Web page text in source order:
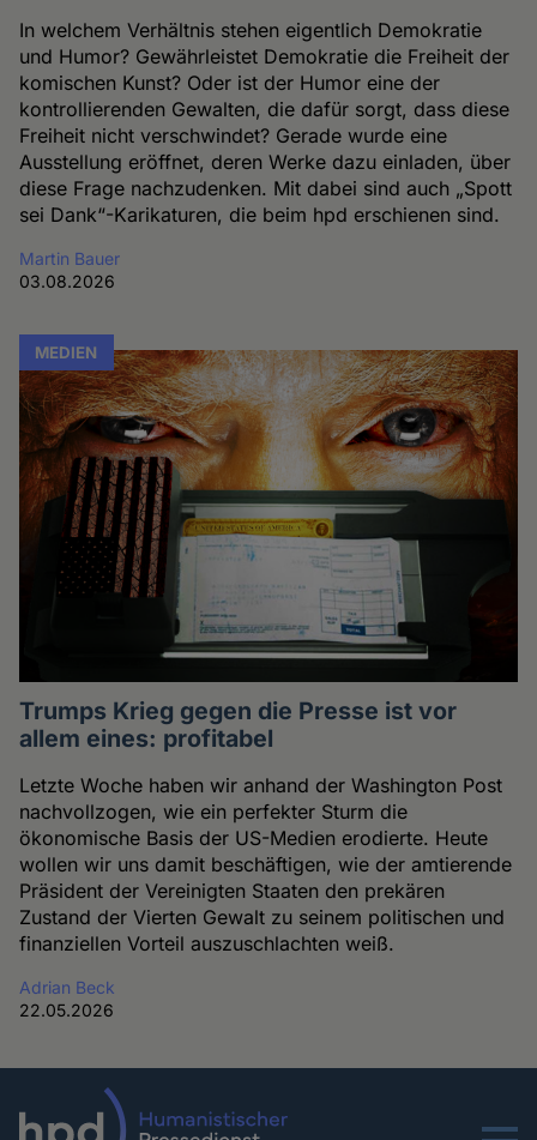
In welchem Verhältnis stehen eigentlich Demokratie
und Humor? Gewährleistet Demokratie die Freiheit der
komischen Kunst? Oder ist der Humor eine der
kontrollierenden Gewalten, die dafür sorgt, dass diese
Freiheit nicht verschwindet? Gerade wurde eine
Ausstellung eröffnet, deren Werke dazu einladen, über
diese Frage nachzudenken. Mit dabei sind auch „Spott
sei Dank“-Karikaturen, die beim hpd erschienen sind.
Martin Bauer
03.08.2026
MEDIEN
Trumps Krieg gegen die Presse ist vor
allem eines: profitabel
Letzte Woche haben wir anhand der Washington Post
nachvollzogen, wie ein perfekter Sturm die
ökonomische Basis der US-Medien erodierte. Heute
wollen wir uns damit beschäftigen, wie der amtierende
Präsident der Vereinigten Staaten den prekären
Zustand der Vierten Gewalt zu seinem politischen und
finanziellen Vorteil auszuschlachten weiß.
Adrian Beck
22.05.2026